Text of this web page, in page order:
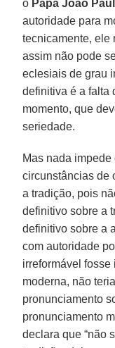
o Papa João
autoridade para
tecnicamente, ele
assim não pode
eclesiais de grau
definitiva é a falta
momento, que
seriedade.
Mas nada impede
circunstâncias de
a tradição, pois
definitivo sobre a
definitivo sobre a
com autoridade
irreformável
moderna, não
pronunciamento
pronunciamento
declara que “não